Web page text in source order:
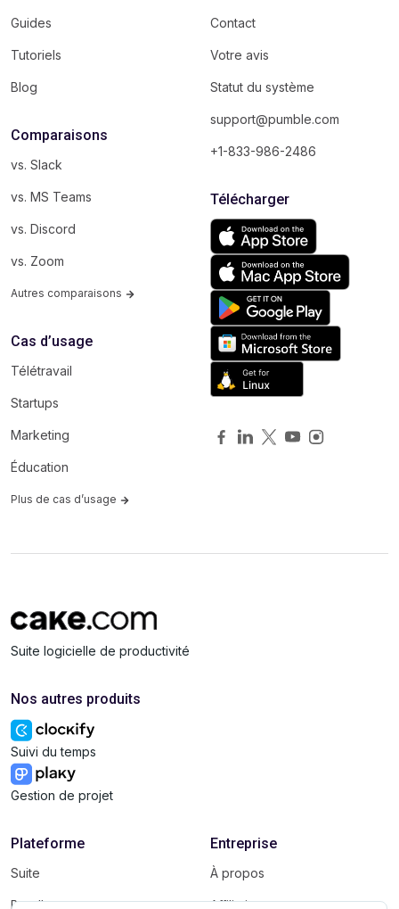
Guides
Tutoriels
Blog
Comparaisons
vs. Slack
vs. MS Teams
vs. Discord
vs. Zoom
Autres comparaisons
Cas d’usage
Télétravail
Startups
Marketing
Éducation
Plus de cas d’usage
Contact
Votre avis
Statut du système
support@pumble.com
+1-833-986-2486
Télécharger
Suite logicielle de productivité
Nos autres produits
Suivi du temps
Gestion de projet
Plateforme
Suite
Bundle
Entreprise
À propos
Affiliation